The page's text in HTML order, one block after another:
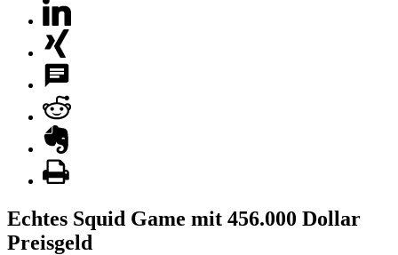
Echtes Squid Game mit 456.000 Dollar
Preisgeld